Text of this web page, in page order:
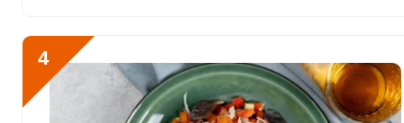
Рубидий
Селен 4.7 мкг
4